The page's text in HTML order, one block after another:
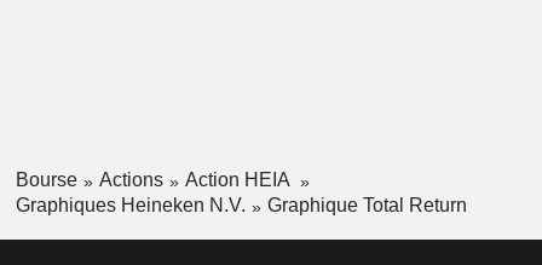
Bourse Actions
Action HEIA
Graphiques Heineken N.V.
Graphique Total Return